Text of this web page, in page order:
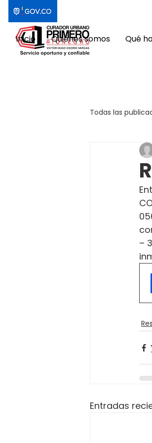
Inicio Quiénes somos Qué
Todas las
–
Entradas